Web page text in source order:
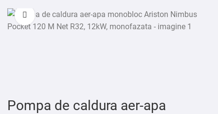
Pompa de caldura aer-apa